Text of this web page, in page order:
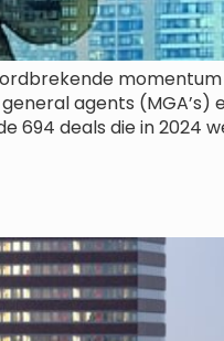
agents (MGA’s)
694 deals die in 2024